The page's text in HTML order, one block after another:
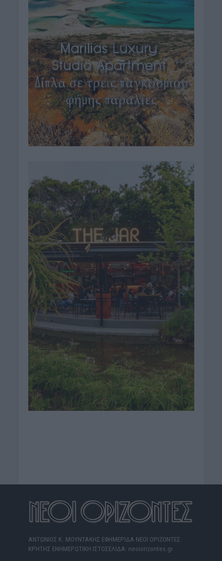
ΑΝΤΩΝΙΟΣ Κ. ΜΟΥΝΤΑΚΗΣ ΕΦΗΜΕΡΙΔΑ ΝΕΟΙ ΟΡΙΖΟΝΤΕΣ
ΚΡΗΤΗΣ ΕΝΗΜΕΡΩΤΙΚΗ ΙΣΤΟΣΕΛΙΔΑ: neoiorizontes.gr